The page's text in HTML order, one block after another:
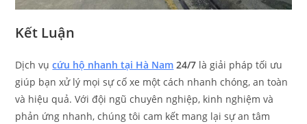
Kết Luận
Dịch vụcứu hộ nhanh tại Hà Nam 24/7 là giải pháp tối ưu
giúp bạn xử lý mọi sự cố xe một cách nhanh chóng, an toàn
và hiệu quả. Với đội ngũ chuyên nghiệp, kinh nghiệm và
phản ứng nhanh, chúng tôi cam kết mang lại sự an tâm